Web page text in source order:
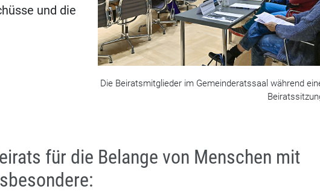
Die Beiratsmitglieder im Gemeinderatssaal während
und die
für die Belange von Menschen mit